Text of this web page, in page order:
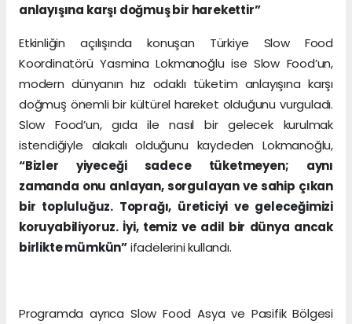
anlayışına karşı doğmuş bir harekettir”
Etkinliğin açılışında konuşan Türkiye Slow Food
Koordinatörü Yasmina Lokmanoğlu ise Slow Food’un,
modern dünyanın hız odaklı tüketim anlayışına karşı
doğmuş önemli bir kültürel hareket olduğunu vurguladı.
Slow Food’un, gıda ile nasıl bir gelecek kurulmak
istendiğiyle alakalı olduğunu kaydeden Lokmanoğlu,
“Bizler yiyeceği sadece tüketmeyen; aynı
zamanda onu anlayan, sorgulayan ve sahip çıkan
bir topluluğuz. Toprağı, üreticiyi ve geleceğimizi
koruyabiliyoruz. İyi, temiz ve adil bir dünya ancak
birlikte mümkün”ifadelerini kullandı.
Programda ayrıca Slow Food Asya ve Pasifik Bölgesi